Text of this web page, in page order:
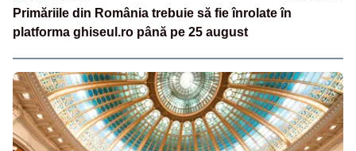
Primăriile din România trebuie să fie înrolate în
platforma ghiseul.ro până pe 25 august